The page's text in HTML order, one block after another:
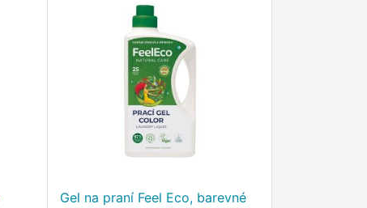
Gel na praní Feel Eco, barevné